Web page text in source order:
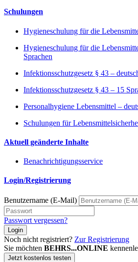
Schulungen
Hygieneschulung für die
Hygieneschulung für die
Sprachen
Infektionsschutzgesetz § 43 –
Infektionsschutzgesetz § 43 – 15
Personalhygiene Lebensmittel –
Schulungen für
Aktuell geänderte Inhalte
Benachrichtigungsservice
Login/Registrierung
Benutzername (E-Mail)
Passwort vergessen?
Login
Noch nicht registriert? Zur Registrierung
Sie möchten BEHRS...ONLINE
Jetzt kostenlos testen